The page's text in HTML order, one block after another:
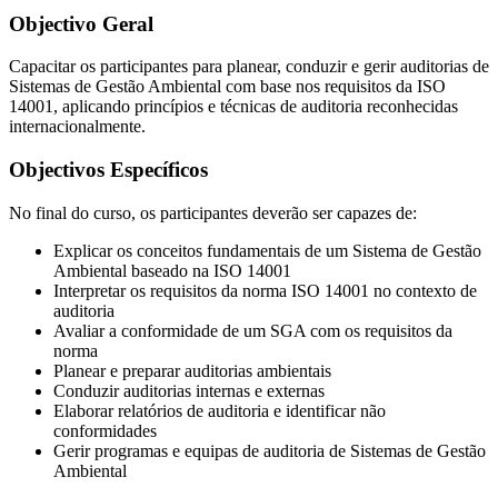
Objectivo Geral
Capacitar os participantes para planear, conduzir e gerir auditorias de
Sistemas de Gestão Ambiental com base nos requisitos da ISO
14001, aplicando princípios e técnicas de auditoria reconhecidas
internacionalmente.
Objectivos Específicos
No final do curso, os participantes deverão ser capazes de:
Explicar os conceitos fundamentais de um Sistema de Gestão
Ambiental baseado na ISO 14001
Interpretar os requisitos da norma ISO 14001 no contexto de
auditoria
Avaliar a conformidade de um SGA com os requisitos da
norma
Planear e preparar auditorias ambientais
Conduzir auditorias internas e externas
Elaborar relatórios de auditoria e identificar não
conformidades
Gerir programas e equipas de auditoria de Sistemas de Gestão
Ambiental